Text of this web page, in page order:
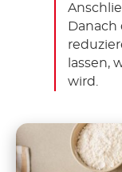
Danach
lassen,
wird.